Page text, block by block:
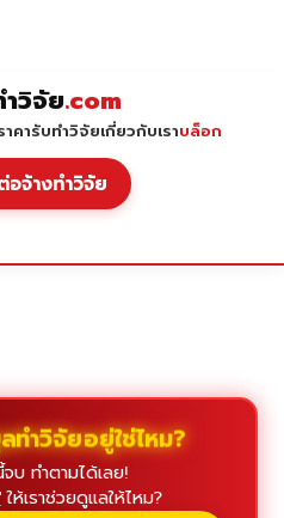
วิจัย.com
าคารับทำวิจัยเกี่ยวกับเราบล็อก
จ้างทำวิจัย
ทำวิจัยอยู่ใช่ไหม?
บ ทำตามได้เลย!
ให้เราช่วยดูแลให้ไหม?